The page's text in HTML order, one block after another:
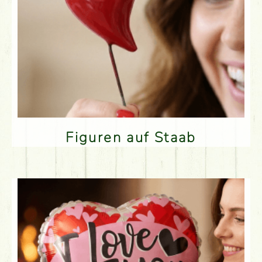
Figuren auf Staab